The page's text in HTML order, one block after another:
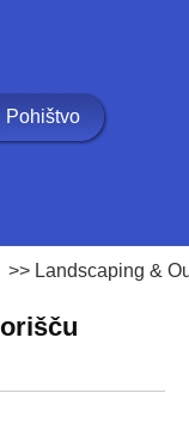
Pohištvo
Landscaping &